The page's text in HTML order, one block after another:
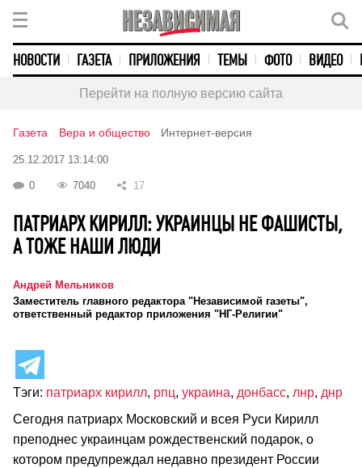
НОВОСТИ ГАЗЕТА ПРИЛОЖЕНИЯ ТЕМЫ ФОТО ВИДЕО
Перейти на полную версию сайта
Газета Вера и общество Интернет-версия
25.12.2017 13:14:00
0 7040 17
ПАТРИАРХ КИРИЛЛ: УКРАИНЦЫ НЕ ФАШИСТЫ,
А ТОЖЕ НАШИ ЛЮДИ
Андрей Мельников
Заместитель главного редактора "Независимой газеты",
ответственный редактор приложения "НГ-Религии"
Тэги: патриарх кирилл, рпц, украина, донбасс, лнр, днр
Сегодня патриарх Московский и всея Руси Кирилл
преподнес украинцам рождественский подарок, о
котором предупреждал недавно президент России